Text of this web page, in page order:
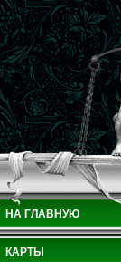
НА ГЛАВНУЮ
КАРТЫ